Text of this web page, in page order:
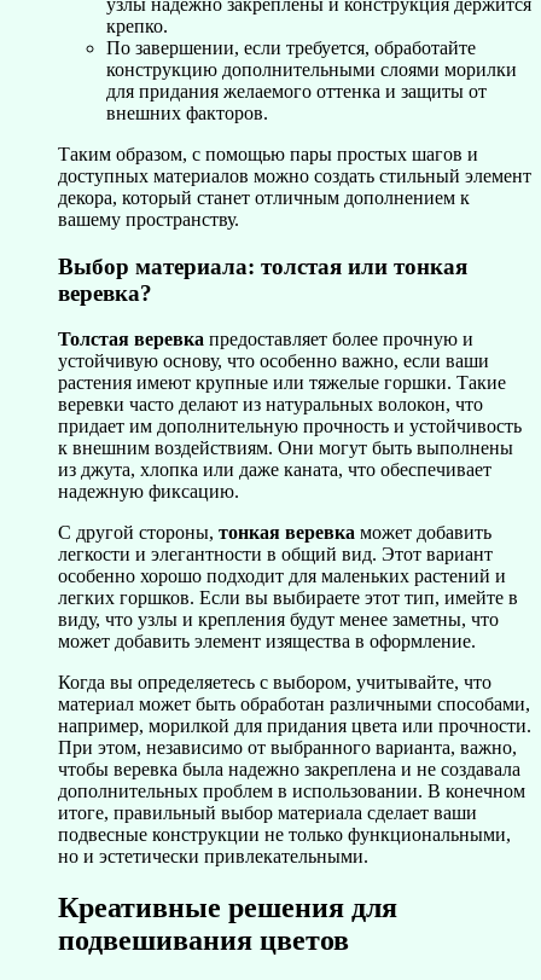
крепко.
По завершении, если требуется, обработайте
конструкцию дополнительными слоями морилки
для придания желаемого оттенка и защиты от
внешних факторов.
Таким образом, с помощью пары простых шагов и
доступных материалов можно создать стильный элемент
декора, который станет отличным дополнением к
вашему пространству.
Выбор материала: толстая или тонкая
веревка?
Толстая веревка предоставляет более прочную и
устойчивую основу, что особенно важно, если ваши
растения имеют крупные или тяжелые горшки. Такие
веревки часто делают из натуральных волокон, что
придает им дополнительную прочность и устойчивость
к внешним воздействиям. Они могут быть выполнены
из джута, хлопка или даже каната, что обеспечивает
надежную фиксацию.
С другой стороны, тонкая веревка может добавить
легкости и элегантности в общий вид. Этот вариант
особенно хорошо подходит для маленьких растений и
легких горшков. Если вы выбираете этот тип, имейте в
виду, что узлы и крепления будут менее заметны, что
может добавить элемент изящества в оформление.
Когда вы определяетесь с выбором, учитывайте, что
материал может быть обработан различными способами,
например, морилкой для придания цвета или прочности.
При этом, независимо от выбранного варианта, важно,
чтобы веревка была надежно закреплена и не создавала
дополнительных проблем в использовании. В конечном
итоге, правильный выбор материала сделает ваши
подвесные конструкции не только функциональными,
но и эстетически привлекательными.
Креативные решения для
подвешивания цветов